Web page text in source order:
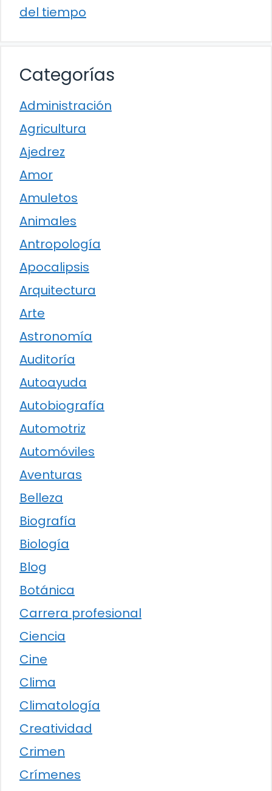
del tiempo
Categorías
Administración
Agricultura
Ajedrez
Amor
Amuletos
Animales
Antropología
Apocalipsis
Arquitectura
Arte
Astronomía
Auditoría
Autoayuda
Autobiografía
Automotriz
Automóviles
Aventuras
Belleza
Biografía
Biología
Blog
Botánica
Carrera profesional
Ciencia
Cine
Clima
Climatología
Creatividad
Crimen
Crímenes